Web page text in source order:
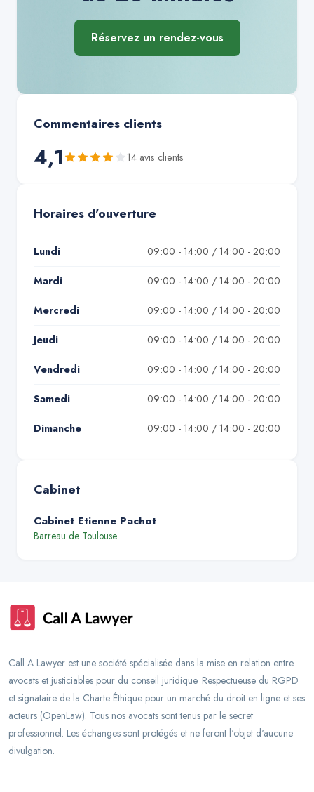
Réservez un rendez-vous
Commentaires clients
4,1 14 avis clients
Horaires d'ouverture
Lundi 09:00 - 14:00 / 14:00 - 20:00
Mardi 09:00 - 14:00 / 14:00 - 20:00
Mercredi 09:00 - 14:00 / 14:00 - 20:00
Jeudi 09:00 - 14:00 / 14:00 - 20:00
Vendredi 09:00 - 14:00 / 14:00 - 20:00
Samedi 09:00 - 14:00 / 14:00 - 20:00
Dimanche 09:00 - 14:00 / 14:00 - 20:00
Cabinet
Cabinet Etienne Pachot
Barreau de Toulouse
Call A Lawyer est une société spécialisée dans la mise en relation entre
avocats et justiciables pour du conseil juridique. Respectueuse du RGPD
et signataire de la Charte Éthique pour un marché du droit en ligne et ses
acteurs (OpenLaw). Tous nos avocats sont tenus par le secret
professionnel. Les échanges sont protégés et ne feront l'objet d'aucune
divulgation.